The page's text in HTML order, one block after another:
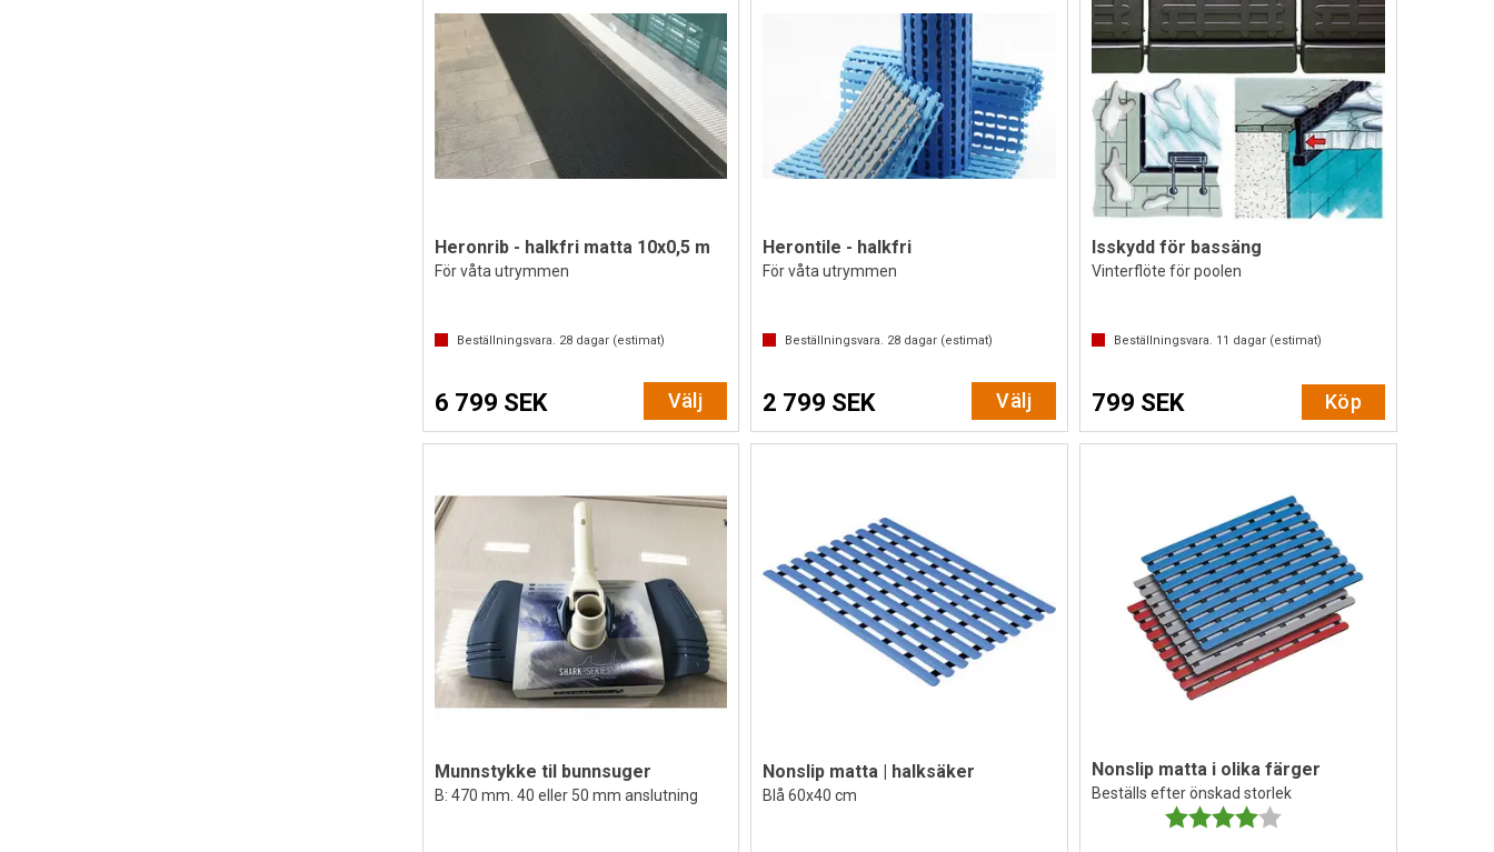
Heronrib - halkfri matta 10x0,5 m
För våta utrymmen
Beställningsvara. 28dagar (estimat)
6 799 SEK Välj
Herontile - halkfri
För våta utrymmen
Beställningsvara. 28 dagar (estimat)
2 799 SEK Välj
Isskydd för bassäng
Vinterflöte för poolen
Beställningsvara. 11 dagar (estimat)
799 SEK Köp
Munnstykke til bunnsuger
B: 470 mm. 40 eller 50 mm anslutning
Nonslip matta | halksäker
Blå 60x40 cm
Nonslip matta i olika färger
Beställs efter önskad storlek
Betyg: